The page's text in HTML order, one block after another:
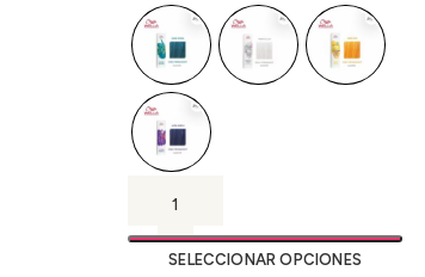
SELECCIONAR OPCIONES